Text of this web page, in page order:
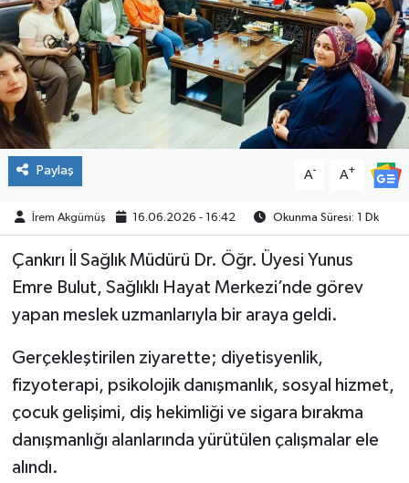
Paylaş A- A+
İrem Akgümüş 16.06.2026 - 16:42 Okunma Süresi: 1 Dk
Çankırı İl Sağlık Müdürü Dr. Öğr. Üyesi Yunus
Emre Bulut, Sağlıklı Hayat Merkezi’nde görev
yapan meslek uzmanlarıyla bir araya geldi.
Gerçekleştirilen ziyarette; diyetisyenlik,
fizyoterapi, psikolojik danışmanlık, sosyal hizmet,
çocuk gelişimi, diş hekimliği ve sigara bırakma
danışmanlığı alanlarında yürütülen çalışmalar ele
alındı.
RESMİ İLANLAR
KÜLTÜR
TURİZM
MAGAZİN
VEFAT
BİLİM&TEKNOLOJİ
BÖLGE
TÜRKİYE